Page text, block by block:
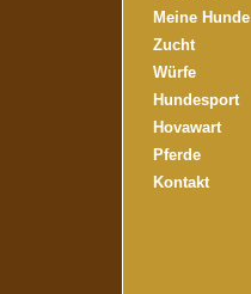
Meine Hunde
Zucht
Würfe
Hundesport
Hovawart
Pferde
Kontakt